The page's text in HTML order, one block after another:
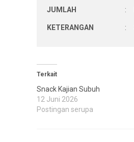
JUMLAH :
KETERANGAN :
Terkait
Snack Kajian Subuh
12 Juni 2026
Postingan serupa